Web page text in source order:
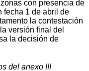
con presencia de
fecha 1 de abril de
la contestación
versión final del
la decisión de
del anexo III